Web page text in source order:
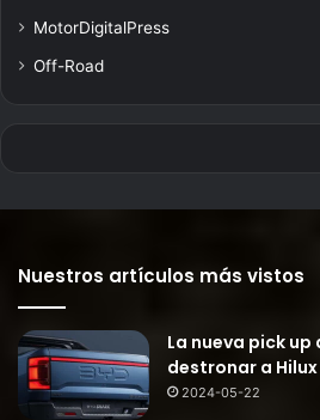
MotorDigitalPress
Off-Road
Nuestros artículos más vistos
La nueva pick up
destronar a
2024-05-22